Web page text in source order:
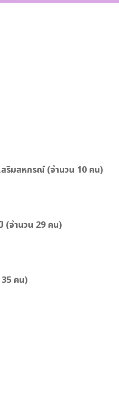
สริมสหกรณ์ (จำนวน 10 คน)
(จำนวน 29 คน)
คน)